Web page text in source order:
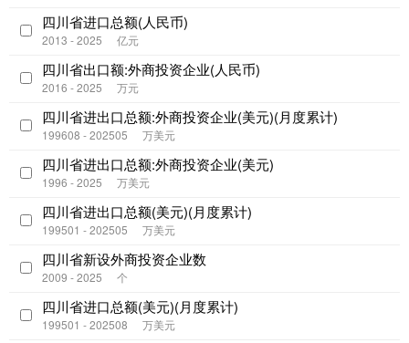
四川省进口总额(人民币)
2013 - 2025 亿元
四川省出口额:外商投资企业(人民币)
2016 - 2025 万元
四川省进出口总额:外商投资企业(美元)(月度累计)
199608 - 202505 万美元
四川省进出口总额:外商投资企业(美元)
1996 - 2025 万美元
四川省进出口总额(美元)(月度累计)
199501 - 202505 万美元
四川省新设外商投资企业数
2009 - 2025 个
四川省进口总额(美元)(月度累计)
199501 - 202508 万美元